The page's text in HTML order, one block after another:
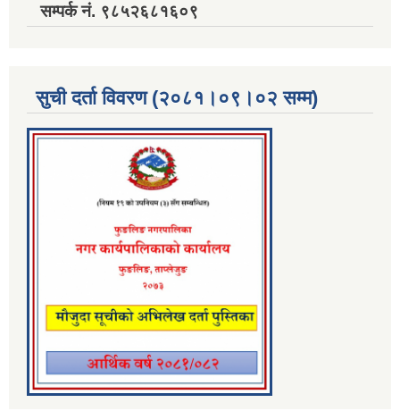
सम्पर्क नं. ९८५२६८१६०९
सुची दर्ता विवरण (२०८१।०९।०२ सम्म)